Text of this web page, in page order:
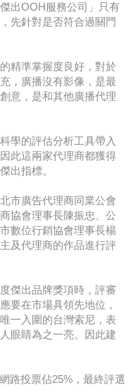
出OOH服務公司」只有
先針對是否符合過關門
精準掌握度良好，對於
，廣播沒有影像，是最
意，是和其他廣播代理
學的評估分析工具帶入
此這兩家代理商都獲得
出指標。
市廣告代理商同業公會
協會理事長陳振忠、公
數位行銷協會理事長楊
及代理商的作品進行評
傑出品牌獎項時，評審
要在市場具領先地位，
一入圍的台灣索尼，表
眼睛為之一亮。因此建
路投票佔25%，最終評選